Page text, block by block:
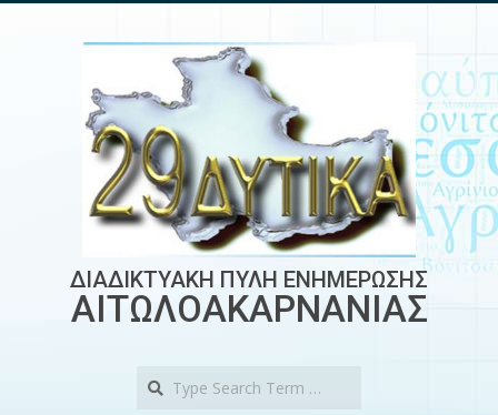
ΔΙΑΔΙΚΤΥΑΚΗ ΠΥΛΗ ΕΝΗΜΕΡΩΣΗΣ
ΑΙΤΩΛΟΑΚΑΡΝΑΝΙΑΣ